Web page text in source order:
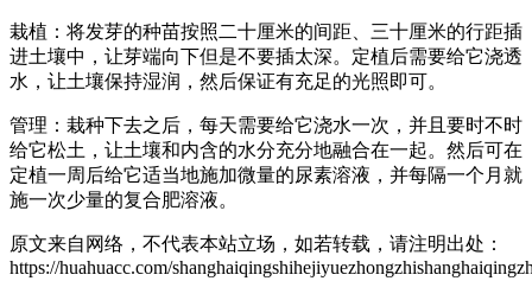
栽植：将发芽的种苗按照二十厘米的间距、三十厘米的行距插
进土壤中，让芽端向下但是不要插太深。定植后需要给它浇透
水，让土壤保持湿润，然后保证有充足的光照即可。
管理：栽种下去之后，每天需要给它浇水一次，并且要时不时
给它松土，让土壤和内含的水分充分地融合在一起。然后可在
定植一周后给它适当地施加微量的尿素溶液，并每隔一个月就
施一次少量的复合肥溶液。
原文来自网络，不代表本站立场，如若转载，请注明出处：
https://huahuacc.com/